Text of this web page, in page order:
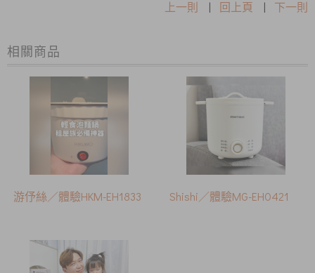
上一則 | 回上頁 | 下一則
相關商品
游伃絲／體驗HKM-EH1833 Shishi／體驗MG-EH0421